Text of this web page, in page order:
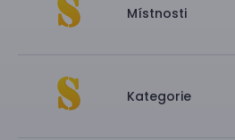
Místnosti
Kategorie